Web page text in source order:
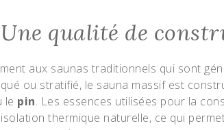
Une qualité de
aux saunas traditionnels qui sont
ou stratifié, le sauna massif est
le pin. Les essences utilisées pour la
thermique naturelle, ce qui